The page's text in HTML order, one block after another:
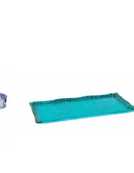
hasta